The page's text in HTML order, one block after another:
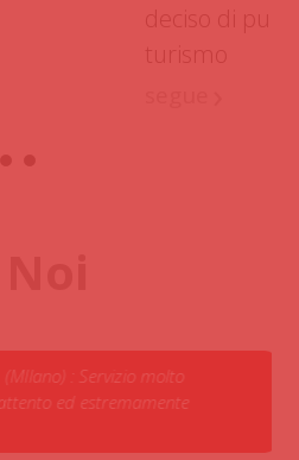
deciso di
turismo
(MIlano) : Servizio molto
ed estremamente